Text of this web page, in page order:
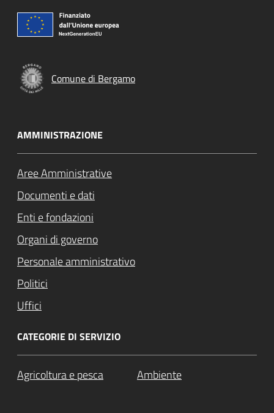
Comune di Bergamo
AMMINISTRAZIONE
Aree Amministrative
Documenti e dati
Enti e fondazioni
Organi di governo
Personale amministrativo
Politici
Uffici
CATEGORIE DI SERVIZIO
Agricoltura e pesca Ambiente